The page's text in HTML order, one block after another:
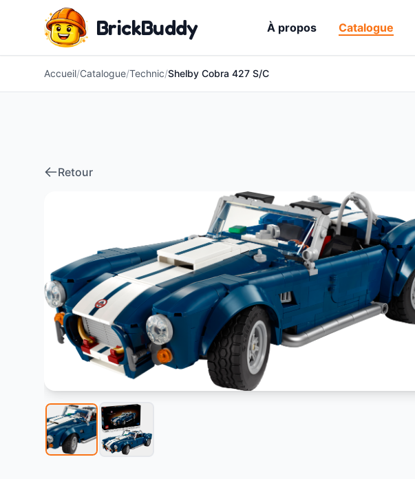
BrickBuddy À propos Catalogue
Accueil/Catalogue/Technic/Shelby Cobra 427 S/C
Retour